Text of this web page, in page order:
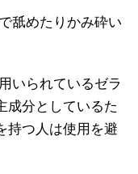
舐めたりかみ砕い
いられているゼラ
成分としているた
持つ人は使用を避